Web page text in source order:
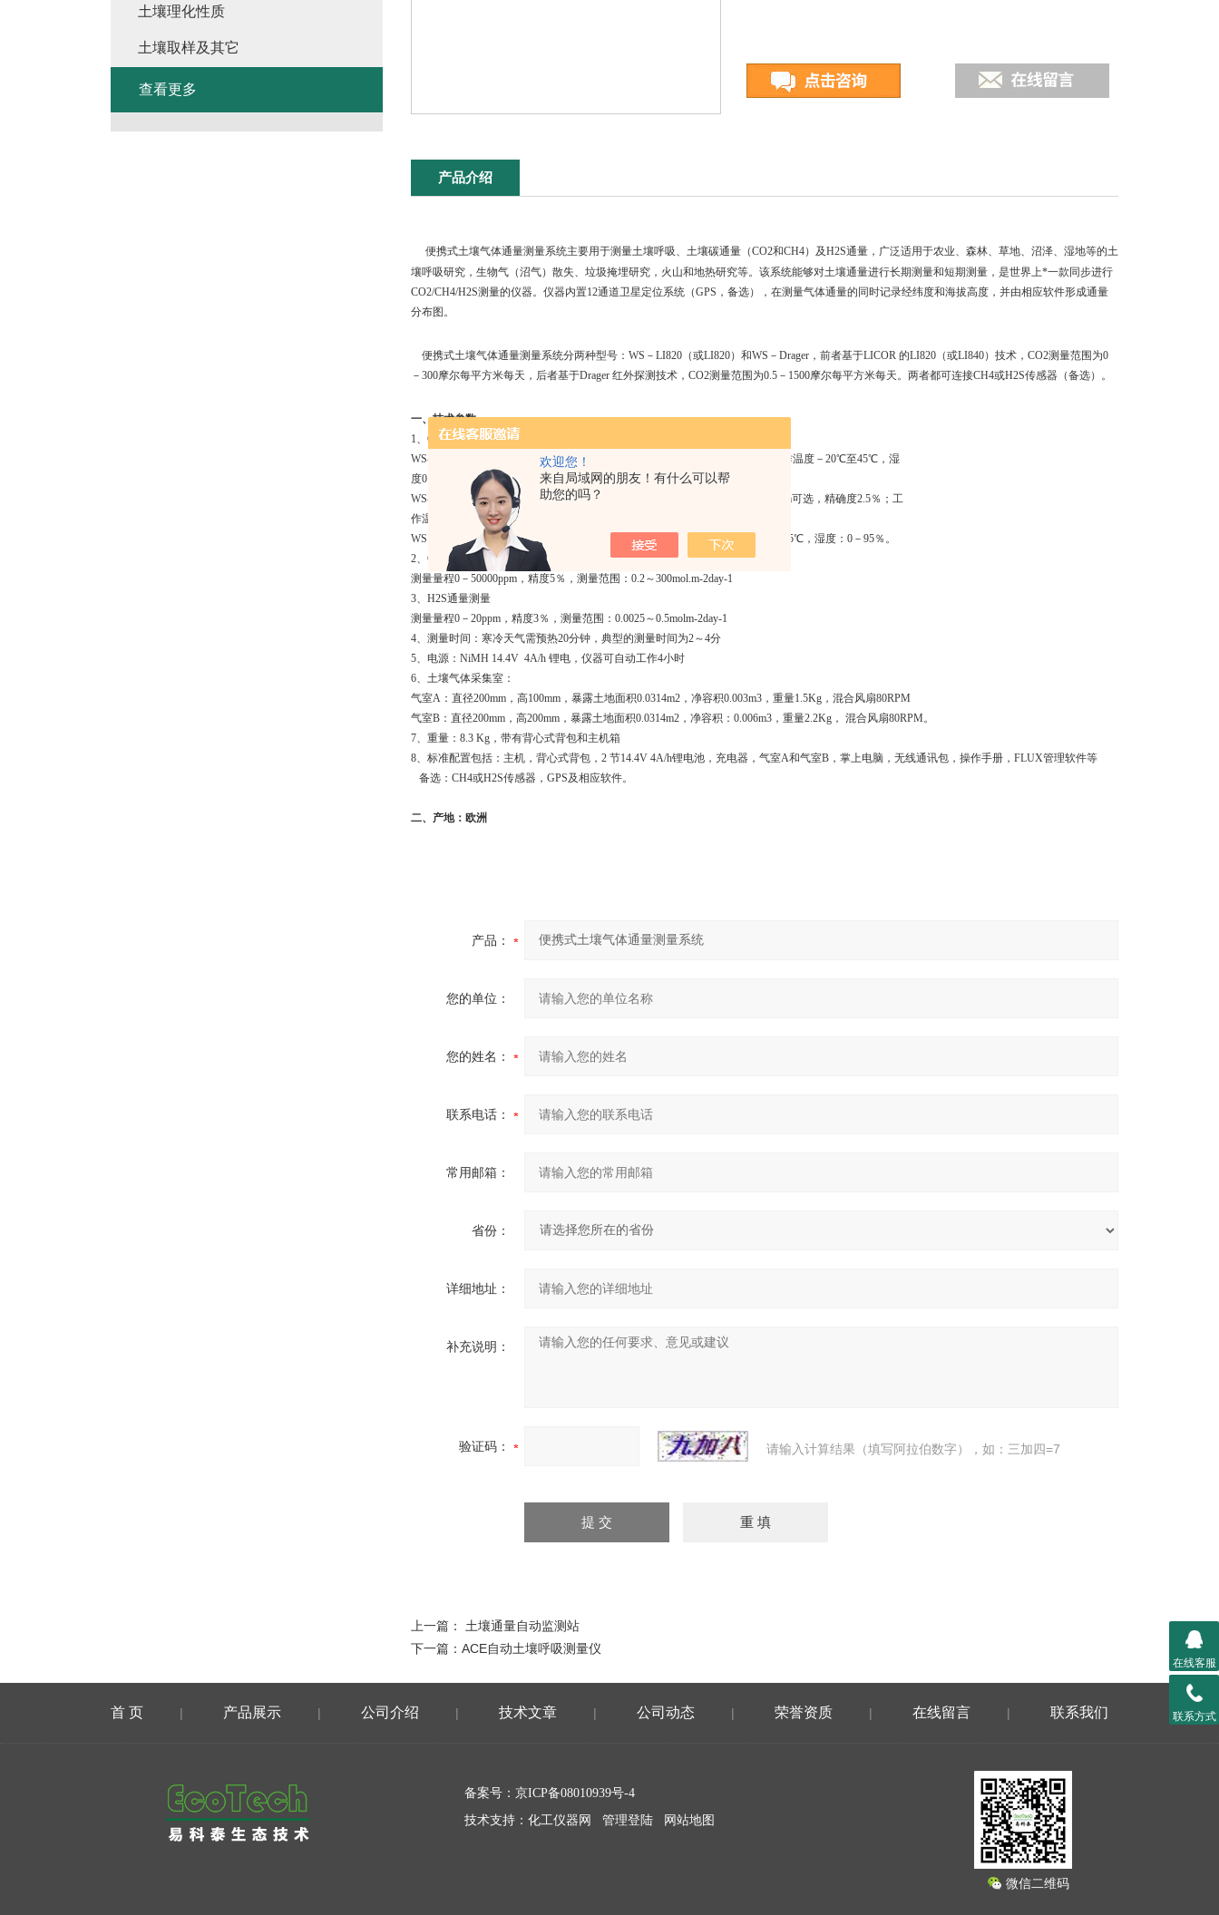
欢迎您！
来自局域网的朋友！有什么可以帮
助您的吗？
产品介绍
便携式土壤气体通量测量系统主要用于测量土壤呼吸、土壤碳通量（CO2和CH4）及H2S通量，广泛适用于农业、森林、草地、沼泽、湿地等的土
壤呼吸研究，生物气（沼气）散失、垃圾掩埋研究，火山和地热研究等。该系统能够对土壤通量进行长期测量和短期测量，是世界上*一款同步进行
CO2/CH4/H2S测量的仪器。仪器内置12通道卫星定位系统（GPS ，备选），在测量气体通量的同时记录经纬度和海拔高度，并由相应软件形成通量
分布图。
便携式土壤气体通量测量系统分两种型号： WS － LI820 （或LI820）和WS － Drager ，前者基于LICOR 的LI820 （或LI840）技术， CO2测量范围为0
－ 300摩尔每平方米每天，后者基于Drager 红外探测技术， CO2测量范围为0.5 － 1500摩尔每平方米每天。两者都可连接CH4或H2S传感器（备选）。
一、技术参数
1、 CO2通量测量（WS-LI840
WS-LI840
0-3000ppm ，精确度 ；工作温度－ 20℃至45℃ ，湿
度0
WS-LI820
CO2测量量程 －1000ppm、 20000ppm可选，精确度2.5％；工
作温度－
－45℃ ，湿度
WS
DRAGER ：CO2 测量量程 300000ppm，精确度 ％；工作温度 65℃ ，湿度： 0 － 95％。
2、 CH4 通量测量
测量量程0 － 50000ppm ，精度5％，测量范围： 0.2～300mol.m-2day-1
3、 H2S通量测量
测量量程0 － 20ppm ，精度3％，测量范围： 0.0025～0.5molm-2day-1
4、测量时间：寒冷天气需预热20分钟，典型的测量时间为2～4分
5、电源： NiMH 14.4V 4A/h 锂电，仪器可自动工作4小时
6、土壤气体采集室：
气室A ：直径200mm ，高100mm ，暴露土地面积0.0314m2 ，净容积0.003m3 ，重量1.5Kg ，混合风扇80RPM
气室B ：直径200mm ，高200mm ，暴露土地面积0.0314m2 ，净容积： 0.006m3 ，重量2.2Kg ， 混合风扇80RPM。
7、重量： 8.3 Kg ，带有背心式背包和主机箱
8、标准配置包括：主机，背心式背包， 2 节14.4V 4A/h锂电池，充电器，气室A和气室B ，掌上电脑，无线通讯包，操作手册， FLUX管理软件等
备选： CH4或H2S传感器， GPS及相应软件。
二、产地： 欧洲
产品：
您的单位：
您的姓名：
联系电话：
常用邮箱：
省份：
详细地址：
补充说明：
验证码： 请输入计算结果（填写阿拉伯数字），如：三加四=7
上一篇： 土壤通量自动监测站
下一篇： ACE自动土壤呼吸测量仪
土壤理化性质
土壤取样及其它
查看更多
首 页 | 产品展示 | 公司介绍 | 技术文章 | 公司动态 | 荣誉资质 | 在线留言 | 联系我们
备案号： 京ICP备08010939号-4
技术支持： 化工仪器网 管理登陆 网站地图
微信二维码
在线客服
联系方式